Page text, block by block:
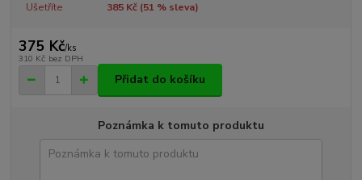
Ušetříte 385 Kč (51 % sleva)
375 Kč/ks
310 Kč bez DPH
Přidat do košíku
Poznámka k tomuto produktu